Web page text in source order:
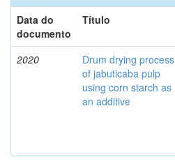
Data do
documento
Título
2020
Drum drying process
of jabuticaba pulp
using corn starch as
an additive